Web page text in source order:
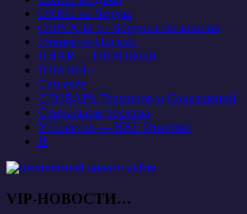
ОКНО на Чердак
ОПРОСЫ от Вопроса Засыпкина
Открытое Письмо
ПИАР — ПИРОЖКИ
ПЛАНЫ +
Сам себе — …
СЛОВАРЬ Терминов и Сокращений
Социальная реклама
У Советов — НЕТ Ответов!
Я
VIP-НОВОСТИ…